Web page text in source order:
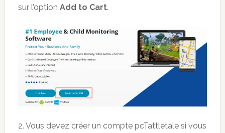
sur l’option Add to Cart.
2. Vous devez créer un compte pcTattletale si vous